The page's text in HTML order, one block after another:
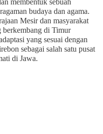
membentuk sebuah
budaya dan agama.
Mesir dan masyarakat
berkembang di Timur
yang sesuai dengan
sebagai salah satu pusat
di Jawa.